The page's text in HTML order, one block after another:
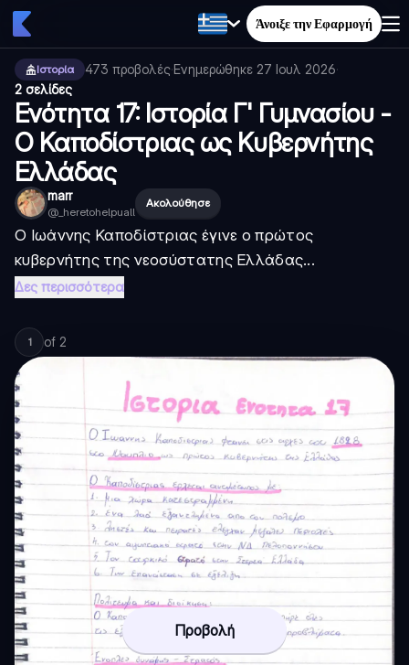
Άνοιξε την Εφαρμογή
Ιστορία 473 προβολές·Ενημερώθηκε 27 Ιουλ 2026·
2 σελίδες
Ενότητα 17: Ιστορία Γ' Γυμνασίου -
Ο Καποδίστριας ως Κυβερνήτης
Ελλάδας
marr
@ _heretohelpuall
Ακολούθησε
Ο Ιωάννης Καποδίστριας έγινε ο πρώτος
κυβερνήτης της νεοσύστατης Ελλάδας...
Δες περισσότερα
1 of 2
Προβολή